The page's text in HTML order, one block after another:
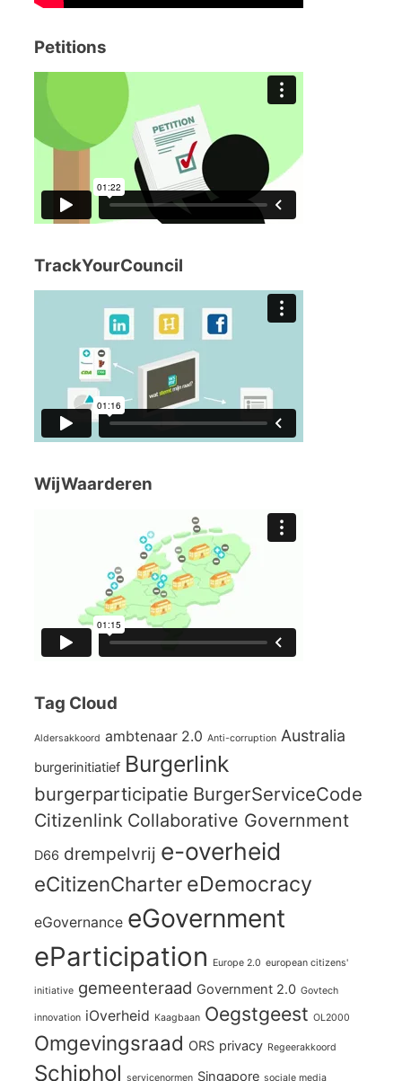
Petitions
TrackYourCouncil
WijWaarderen
Tag Cloud
Aldersakkoord ambtenaar 2.0 Anti-corruption Australia
burgerinitiatief Burgerlink
burgerparticipatie BurgerServiceCode
Citizenlink Collaborative Government
D66 drempelvrij e-overheid
eCitizenCharter eDemocracy
eGovernance eGovernment
eParticipation Europe 2.0 european citizens'
initiative gemeenteraad Government 2.0 Govtech
innovation iOverheid Kaagbaan Oegstgeest OL2000
Omgevingsraad ORS privacy Regeerakkoord
Schiphol servicenormen Singapore sociale media